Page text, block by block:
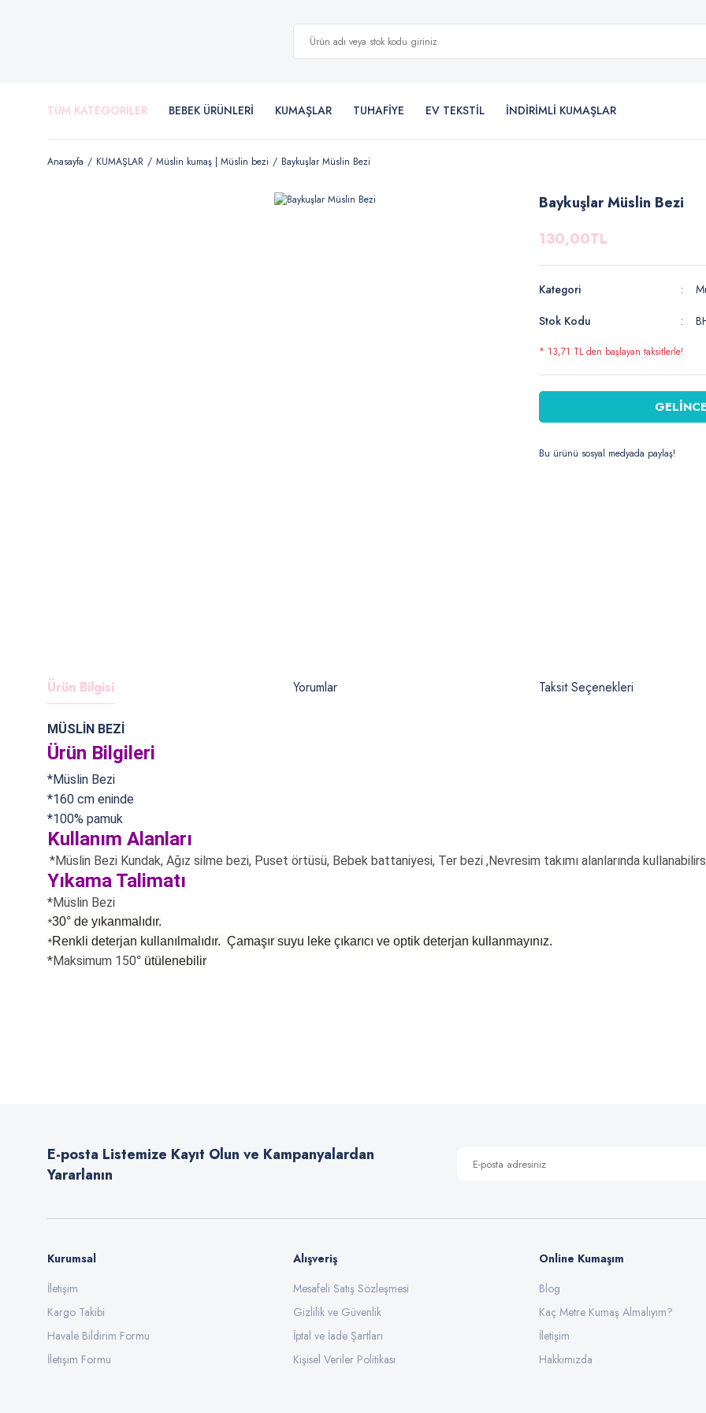
TÜM KATEGORİLER BEBEK ÜRÜNLERİ KUMAŞLAR TUHAFİYE EV TEKSTİL İNDİRİMLİ KUMAŞLAR
Anasayfa KUMAŞLAR Müslin kumaş | Müslin bezi Baykuşlar Müslin Bezi
Baykuşlar Müslin Bezi
130,00TL
Kategori
Stok Kodu
* 13,71 TL den başlayan taksitlerle!
Bu ürünü sosyal medyada paylaş!
Ürün Bilgisi Yorumlar Taksit Seçenekleri
MÜSLİN BEZİ
Ürün Bilgileri
*Müslin Bezi
*160 cm eninde
*100% pamuk
Kullanım Alanları
*Müslin Bezi Kundak, Ağız silme bezi, Puset örtüsü, Bebek battaniyesi, Ter bezi ,Nevresim takımı alanlarında
Yıkama Talimatı
*Müslin Bezi
*30° de yıkanmalıdır.
*Renkli deterjan kullanılmalıdır. Çamaşır suyu leke çıkarıcı ve optik deterjan kullanmayınız.
*Maksimum 150° ütülenebilir
Ürün bilgilerinde hatalar bulunuyor.
Ürün fiyatı diğer sitelerden daha pahalı.
Gönder
E-posta Listemize Kayıt Olun ve Kampanyalardan
Yararlanın
Kurumsal
İletişim
Kargo Takibi
Havale Bildirim Formu
İletişim Formu
Alışveriş
Mesafeli Satış Sözleşmesi
Gizlilik ve Güvenlik
İptal ve İade Şartları
Kişisel Veriler Politikası
Online Kumaşım
Blog
Kaç Metre Kumaş Almalıyım?
İletişim
Hakkımızda